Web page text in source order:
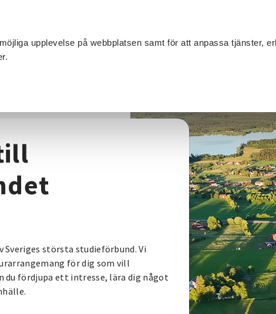
upplevelse på webbplatsen samt för att anpassa tjänster,
OCH EVENEMANG
största studieförbund. Vi
för dig som vill
du fördjupa ett intresse, lära dig något